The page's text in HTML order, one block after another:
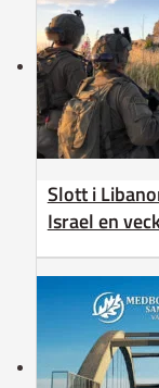
Slott i
Israel en